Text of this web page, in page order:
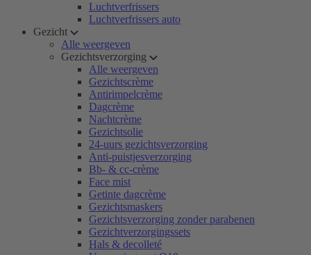
Luchtverfrissers
Luchtverfrissers auto
Gezicht
Alle weergeven
Gezichtsverzorging
Alle weergeven
Gezichtscrème
Antirimpelcrème
Dagcrème
Nachtcrème
Gezichtsolie
24-uurs gezichtsverzorging
Anti-puistjesverzorging
Bb- & cc-crème
Face mist
Getinte dagcrème
Gezichtsmaskers
Gezichtsverzorging zonder parabenen
Gezichtverzorgingssets
Hals & decolleté